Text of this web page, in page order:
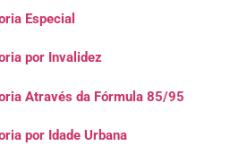
Especial
por Invalidez
Através da Fórmula 85/95
por Idade Urbana